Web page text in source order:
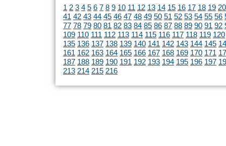
1 2 3 4 5 6 7 8 9 10 11 12 13 14 15 16 17 18 19 20
41 42 43 44 45 46 47 48 49 50 51 52 53 54 55 56
77 78 79 80 81 82 83 84 85 86 87 88 89 90 91 92
109 110 111 112 113 114 115 116 117 118 119 120
135 136 137 138 139 140 141 142 143 144 145
161 162 163 164 165 166 167 168 169 170 171
187 188 189 190 191 192 193 194 195 196 197
213 214 215 216